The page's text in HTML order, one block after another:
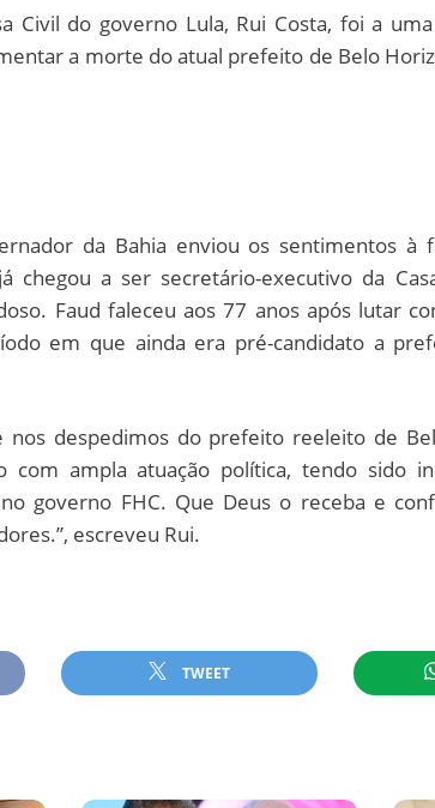
Civil do governo Lula, Rui Costa, foi a
a morte do atual prefeito de Belo
da Bahia enviou os sentimentos à
chegou a ser secretário-executivo da
Faud faleceu aos 77 anos após lutar
em que ainda era pré-candidato a
nos despedimos do prefeito reeleito de
com ampla atuação política, tendo sido
governo FHC. Que Deus o receba e
escreveu Rui.
TWEET